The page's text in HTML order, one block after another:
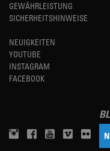
GEWÄHRLEISTUNG
SICHERHEITSHINWEISE
NEUIGKEITEN
YOUTUBE
INSTAGRAM
FACEBOOK